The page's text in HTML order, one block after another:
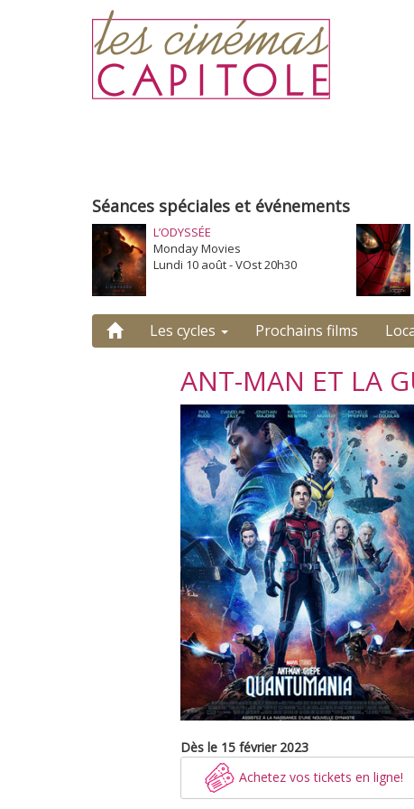
Séances spéciales et événements
L’ODYSSÉE
Monday Movies
Lundi 10 août - VOst 20h30
Les cycles Prochains films
ANT-MAN ET LA
Dès le 15 février 2023
Achetez vos tickets en ligne!